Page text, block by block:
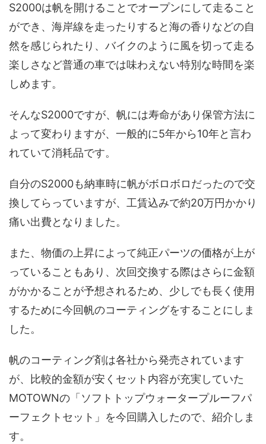
S2000は帆を開けることでオープンにして走ること
ができ、海岸線を走ったりすると海の香りなどの自
然を感じられたり、バイクのように風を切って走る
楽しさなど普通の車では味わえない特別な時間を楽
しめます。
そんなS2000ですが、帆には寿命があり保管方法に
よって変わりますが、一般的に5年から10年と言わ
れていて消耗品です。
自分のS2000も納車時に帆がボロボロだったので交
換してらっていますが、工賃込みで約20万円かかり
痛い出費となりました。
また、物価の上昇によって純正パーツの価格が上が
っていることもあり、次回交換する際はさらに金額
がかかることが予想されるため、少しでも長く使用
するために今回帆のコーティングをすることにしま
した。
帆のコーティング剤は各社から発売されています
が、比較的金額が安くセット内容が充実していた
MOTOWNの「ソフトトップウォータープルーフパ
ーフェクトセット」を今回購入したので、紹介しま
す。